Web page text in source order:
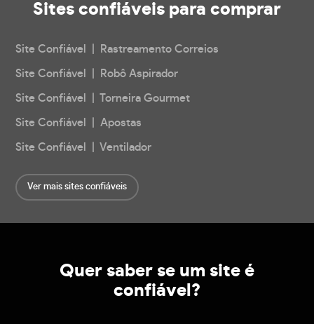
Sites confiáveis para comprar
Site Confiável | Rastreamento Correios
Site Confiável | Robô Aspirador
Site Confiável | Torneira Gourmet
Site Confiável | Apostas
Site Confiável | Ventilador
Ver mais sites confiáveis
Quer saber se um site é
confiável?